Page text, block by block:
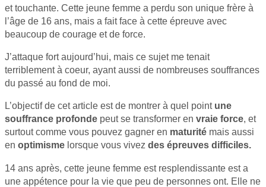
et touchante. Cette jeune femme a perdu son unique frère à
l’âge de 16 ans, mais a fait face à cette épreuve avec
beaucoup de courage et de force.
J’attaque fort aujourd’hui, mais ce sujet me tenait
terriblement à coeur, ayant aussi de nombreuses souffrances
du passé au fond de moi.
L’objectif de cet article est de montrer à quel point une
souffrance profonde peut se transformer en vraie force, et
surtout comme vous pouvez gagner en maturité mais aussi
en optimisme lorsque vous vivez des épreuves difficiles.
14 ans après, cette jeune femme est resplendissante est a
une appétence pour la vie que peu de personnes ont. Elle ne